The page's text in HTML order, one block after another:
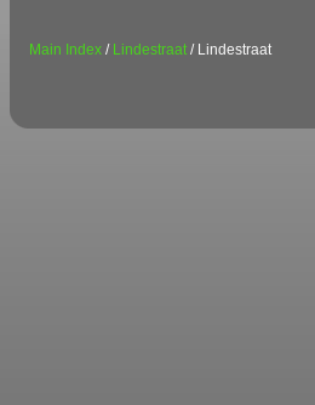
Main Index / Lindestraat / Lindestraat